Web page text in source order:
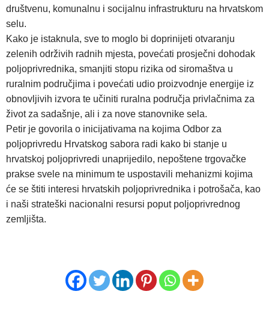
društvenu, komunalnu i socijalnu infrastrukturu na hrvatskom
selu.
Kako je istaknula, sve to moglo bi doprinijeti otvaranju
zelenih održivih radnih mjesta, povećati prosječni dohodak
poljoprivrednika, smanjiti stopu rizika od siromaštva u
ruralnim područjima i povećati udio proizvodnje energije iz
obnovljivih izvora te učiniti ruralna područja privlačnima za
život za sadašnje, ali i za nove stanovnike sela.
Petir je govorila o inicijativama na kojima Odbor za
poljoprivredu Hrvatskog sabora radi kako bi stanje u
hrvatskoj poljoprivredi unaprijedilo, nepoštene trgovačke
prakse svele na minimum te uspostavili mehanizmi kojima
će se štiti interesi hrvatskih poljoprivrednika i potrošača, kao
i naši strateški nacionalni resursi poput poljoprivrednog
zemljišta.